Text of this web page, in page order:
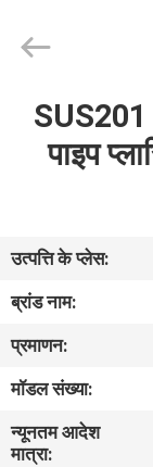
हमारे
बारे
में
कारखाना
भ्रमण
Reserved.
पाइप
उत्पत्ति के प्लेस:
ब्रांड नाम:
प्रमाणन:
मॉडल संख्या:
न्यूनतम आदेश
मात्रा: